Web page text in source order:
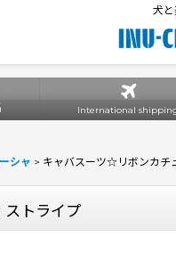
犬と
International
シャ > キャバスーツ☆リボンカチ
トライプ